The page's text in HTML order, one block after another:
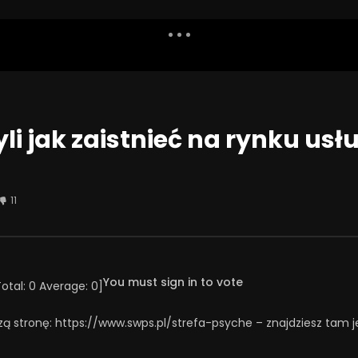
Watch Later
zrobić, żeby szkoła
2025
Problemowe zachowania
jak zaistnieć na rynku
11
0 Average: 0 You must sign in to vote
stronę: https://www.swps.pl/strefa-psyche – znajdziesz tam